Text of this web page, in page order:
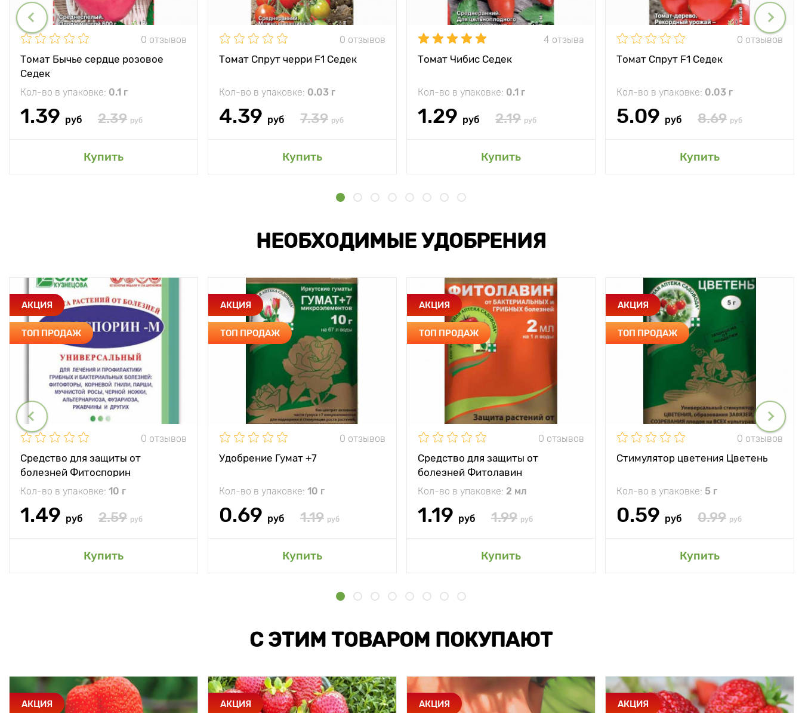
0 отзывов
Томат Бычье сердце розовое
Седек
Кол-во в упаковке: 0.1 г
1.39 руб 2.39 руб
Купить
0 отзывов
Томат Спрут черри F1 Седек
Кол-во в упаковке: 0.03 г
4.39 руб 7.39 руб
Купить
4 отзыва
Томат Чибис Седек
Кол-во в упаковке: 0.1 г
1.29 руб 2.19 руб
Купить
0 отзывов
Томат Спрут F1 Седек
Кол-во в упаковке: 0.03 г
5.09 руб 8.69 руб
Купить
НЕОБХОДИМЫЕ УДОБРЕНИЯ
АКЦИЯ
ТОП ПРОДАЖ
0 отзывов
Средство для защиты от
болезней Фитоспорин
Кол-во в упаковке: 10 г
1.49 руб 2.59 руб
Купить
АКЦИЯ
ТОП ПРОДАЖ
0 отзывов
Удобрение Гумат +7
Кол-во в упаковке: 10 г
0.69 руб 1.19 руб
Купить
АКЦИЯ
ТОП ПРОДАЖ
0 отзывов
Средство для защиты от
болезней Фитолавин
Кол-во в упаковке: 2 мл
1.19 руб 1.99 руб
Купить
АКЦИЯ
ТОП ПРОДАЖ
0 отзывов
Стимулятор цветения Цветень
Кол-во в упаковке: 5 г
0.59 руб 0.99 руб
Купить
С ЭТИМ ТОВАРОМ ПОКУПАЮТ
АКЦИЯ АКЦИЯ АКЦИЯ АКЦИЯ